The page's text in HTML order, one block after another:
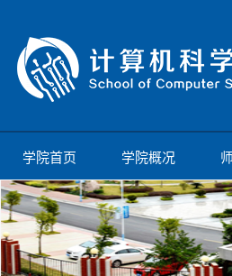
学院首页 学院概况